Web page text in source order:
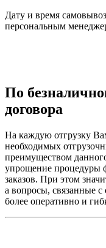
Дату и время
персональным
По
договора
На каждую отгрузку
необходимых
преимуществом
упрощение процедуры
заказов. При этом
а вопросы, связанные
более оперативно и